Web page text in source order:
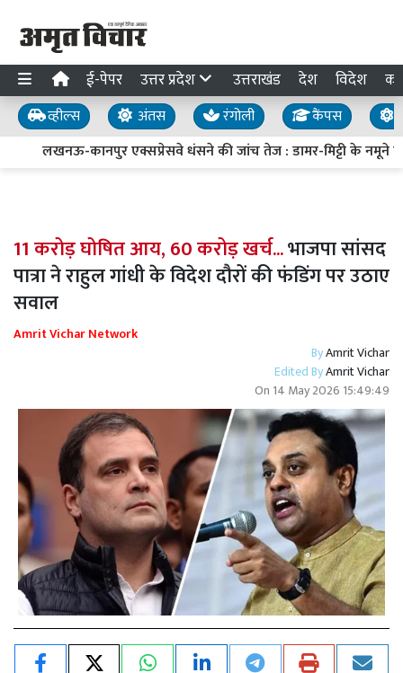
ई-पेपर उत्तर प्रदेश उत्तराखंड देश विदेश
व्हील्स अंतस रंगोली कैंपस
लखनऊ-कानपुर एक्सप्रेसवे धंसने की जांच तेज : डामर-मिट्टी के नमूने
11 करोड़ घोषित आय, 60 करोड़ खर्च...भाजपा सांसद
पात्रा ने राहुल गांधी के विदेश दौरों की फंडिंग पर उठाए
सवाल
Amrit Vichar Network
ByAmrit Vichar
Edited ByAmrit Vichar
On 14 May 2026 15:49:49